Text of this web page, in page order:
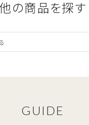
の商品を探す
GUIDE